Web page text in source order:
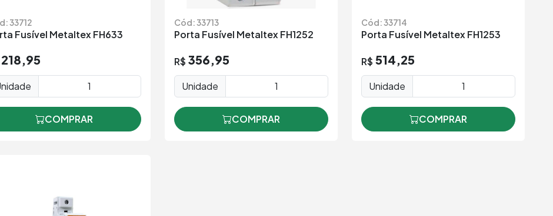
33712
Fusível Metaltex FH633
218,95
COMPRAR
Cód: 33713
Porta Fusível Metaltex FH1252
R$ 356,95
Unidade
COMPRAR
Cód: 33714
Porta Fusível Metaltex FH1253
R$ 514,25
Unidade
COMPRAR